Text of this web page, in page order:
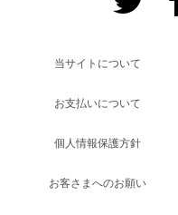
当サイトについて
お支払いについて
個人情報保護方針
お客さまへのお願い